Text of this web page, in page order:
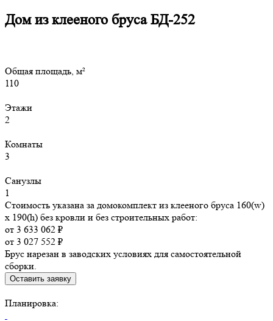
Дом из клееного бруса БД-252
Общая площадь, м²
110
Этажи
2
Комнаты
3
Санузлы
1
Стоимость указана за домокомплект из клееного бруса 160(w)
x 190(h) без кровли и без строительных работ:
от 3 633 062 ₽
от 3 027 552 ₽
Брус нарезан в заводских условиях для самостоятельной
сборки.
Оставить заявку
Планировка: